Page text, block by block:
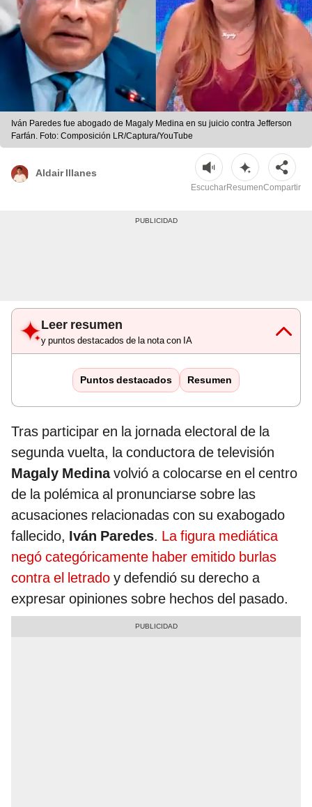
Iván Paredes fue abogado de Magaly Medina en su juicio contra Jefferson
Farfán. Foto: Composición LR/Captura/YouTube
Aldair Illanes
EscucharResumenCompartir
Leer resumen
y puntos destacados de la nota con IA
Puntos destacados Resumen
Tras participar en la jornada electoral de la
segunda vuelta, la conductora de televisión
Magaly Medinavolvió a colocarse en el centro
de la polémica al pronunciarse sobre las
acusaciones relacionadas con su exabogado
fallecido, Iván Paredes. La figura mediática
negó categóricamente haber emitido burlas
contra el letrado y defendió su derecho a
expresar opiniones sobre hechos del pasado.